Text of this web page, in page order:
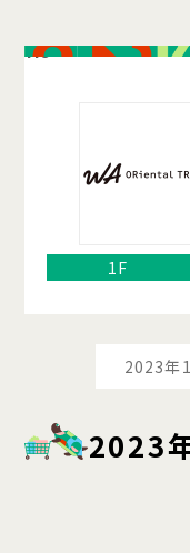
118
1F
2023年
2023